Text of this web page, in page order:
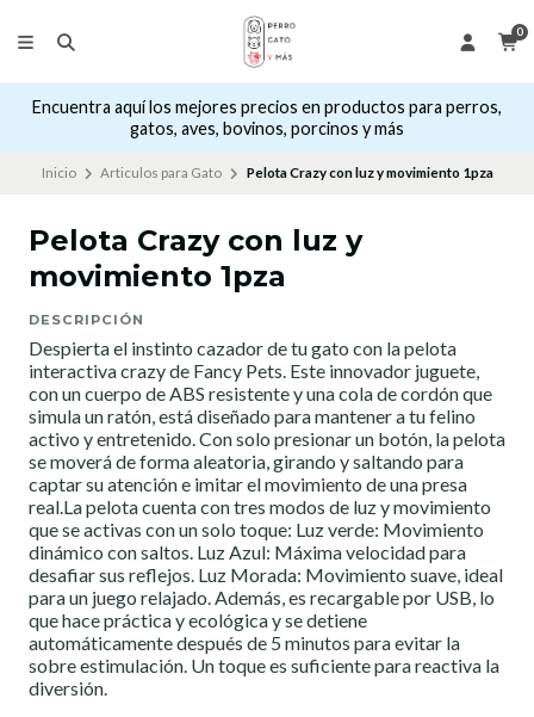
0
Encuentra aquí los mejores precios en productos para perros,
gatos, aves, bovinos, porcinos y más
Inicio Articulos para Gato Pelota Crazy con luz y movimiento 1pza
Pelota Crazy con luz y
movimiento 1pza
DESCRIPCIÓN
Despierta el instinto cazador de tu gato con la pelota
interactiva crazy de Fancy Pets. Este innovador juguete,
con un cuerpo de ABS resistente y una cola de cordón que
simula un ratón, está diseñado para mantener a tu felino
activo y entretenido. Con solo presionar un botón, la pelota
se moverá de forma aleatoria, girando y saltando para
captar su atención e imitar el movimiento de una presa
real.La pelota cuenta con tres modos de luz y movimiento
que se activas con un solo toque: Luz verde: Movimiento
dinámico con saltos. Luz Azul: Máxima velocidad para
desafiar sus reflejos. Luz Morada: Movimiento suave, ideal
para un juego relajado. Además, es recargable por USB, lo
que hace práctica y ecológica y se detiene
automáticamente después de 5 minutos para evitar la
sobre estimulación. Un toque es suficiente para reactiva la
diversión.